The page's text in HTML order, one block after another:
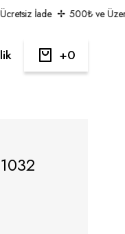
İade 500₺ ve Üzeri
0